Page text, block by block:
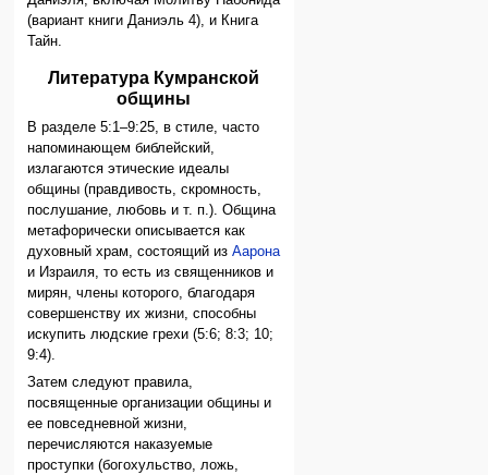
(вариант книги Даниэль 4), и Книга
Тайн.
Литература Кумранской
общины
В разделе 5:1–9:25, в стиле, часто
напоминающем библейский,
излагаются этические идеалы
общины (правдивость, скромность,
послушание, любовь и т. п.). Община
метафорически описывается как
духовный храм, состоящий изАарона
и Израиля, то есть из священников и
мирян, члены которого, благодаря
совершенству их жизни, способны
искупить людские грехи (5:6; 8:3; 10;
9:4).
Затем следуют правила,
посвященные организации общины и
ее повседневной жизни,
перечисляются наказуемые
проступки (богохульство, ложь,